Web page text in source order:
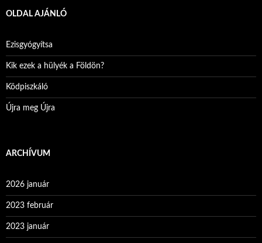
OLDAL AJÁNLÓ
Ezisgyógyítsa
Kik ezek a hülyék a Földön?
Ködpiszkáló
Újra meg Újra
ARCHÍVUM
2026 január
2023 február
2023 január